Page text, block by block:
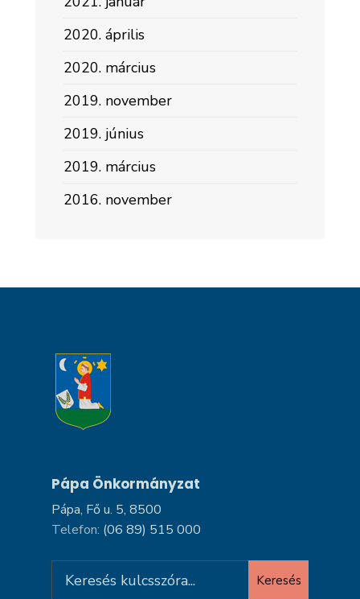
2020. április
2020. március
2019. november
2019. június
2019. március
2016. november
Pápa Önkormányzat
Pápa, Fő u. 5, 8500
Telefon: (06 89) 515 000
for:
Keresés